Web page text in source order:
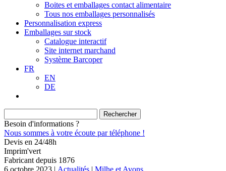
Boites et emballages contact alimentaire
Tous nos emballages personnalisés
Personnalisation express
Emballages sur stock
Catalogue interactif
Site internet marchand
Système Barcoper
FR
EN
DE
Besoin d'informations ?
Nous sommes à votre écoute par téléphone !
Devis en 24/48h
Imprim'vert
Fabricant depuis 1876
6 octobre 2023 | Actualités | Milhe et Avons